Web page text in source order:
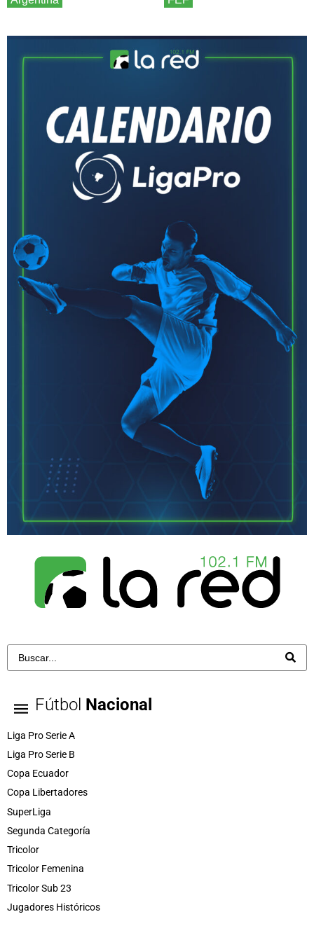
Fútbol Nacional
Liga Pro Serie A
Liga Pro Serie B
Copa Ecuador
Copa Libertadores
SuperLiga
Segunda Categoría
Tricolor
Tricolor Femenina
Tricolor Sub 23
Jugadores Históricos